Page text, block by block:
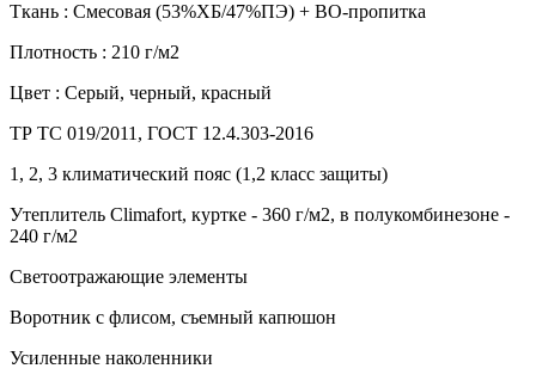
Ткань : Смесовая (53%ХБ/47%ПЭ) + ВО-пропитка
Плотность : 210 г/м2
Цвет : Серый, черный, красный
ТР ТС 019/2011, ГОСТ 12.4.303-2016
1, 2, 3 климатический пояс (1,2 класс защиты)
Утеплитель Climafort, куртке - 360 г/м2, в полукомбинезоне -
240 г/м2
Светоотражающие элементы
Воротник с флисом, съемный капюшон
Усиленные наколенники